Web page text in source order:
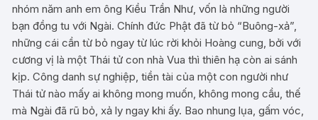
nhóm năm anh em ông Kiều Trần Như, vốn là những người
bạn đồng tu với Ngài. Chính đức Phật đã từ bỏ “Buông-xả”,
những cái cần từ bỏ ngay từ lúc rời khỏi Hoàng cung, bởi với
cương vị là một Thái tử con nhà Vua thì thiên hạ còn ai sánh
kịp. Công danh sự nghiệp, tiền tài của một con người như
Thái tử nào mấy ai không mong muốn, không mong cầu, thế
mà Ngài đã rũ bỏ, xả ly ngay khi ấy. Bao nhung lụa, gấm vóc,